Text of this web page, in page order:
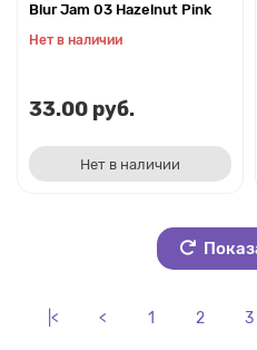
Blur Jam 03 Hazelnut Pink
Нет в наличии
33.00 руб.
Нет в наличии
|< < 1 2 3